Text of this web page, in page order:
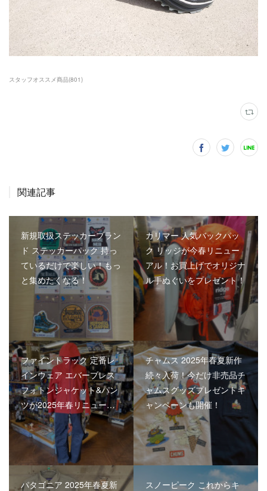
スタッフオススメ商品(801)
関連記事
新規取扱ステッカーブラン
ド ステッカーパック 持っ
ているだけで楽しい！もっ
と集めたくなる！
カリマー 人気バックパッ
ク リッジが今春リニュー
アル！お買上げでオリジナ
ル手ぬぐいをプレゼント！
ファイントラック 定番レ
インウェア エバーブレス
フォトンジャケット&パン
ツが2025年春リニュー…
チャムス 2025年春夏新作
続々入荷！今だけ非売品チ
ャムスグッズプレゼントキ
ャンペーンも開催！
パタゴニア 2025年春夏新
スノーピーク これからキ